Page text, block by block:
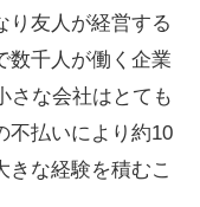
り友人が経営する
数千人が働く企業
さな会社はとても
不払いにより約10
きな経験を積むこ